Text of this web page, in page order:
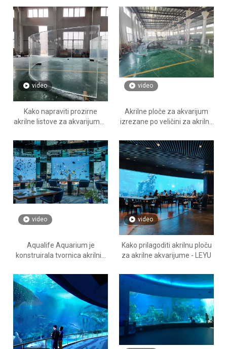
video
Kako napraviti prozirne
akrilne listove za akvarijume -
video
Akrilne ploče za akvarijum
izrezane po veličini za akrilne
video
Aqualife Aquarium je
konstruirala tvornica akrilnih
video
Kako prilagoditi akrilnu ploču
za akrilne akvarijume - LEYU